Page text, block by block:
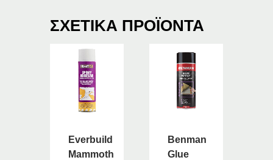
ΣΧΕΤΙΚΆ ΠΡΟΪΌΝΤΑ
Everbuild
Mammoth
Benman
Glue